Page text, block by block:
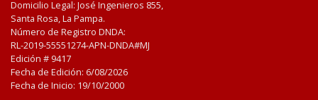
Domicilio Legal: José Ingenieros 855,
Santa Rosa, La Pampa.
Número de Registro DNDA:
RL-2019-55551274-APN-DNDA#MJ
Edición # 9417
Fecha de Edición: 6/08/2026
Fecha de Inicio: 19/10/2000